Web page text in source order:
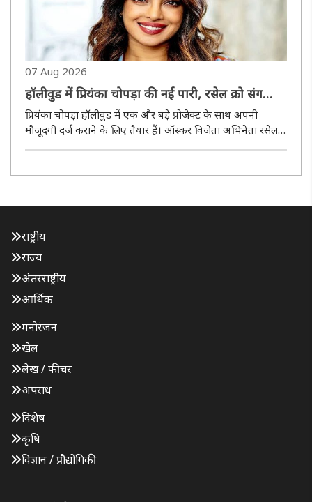
07 Aug 2026
हॉलीवुड में प्रियंका चोपड़ा की नई पारी, रसेल क्रो संग
साझा करेंगी स्क्रीन
प्रियंका चोपड़ा हॉलीवुड में एक और बड़े प्रोजेक्ट के साथ अपनी
मौजूदगी दर्ज कराने के लिए तैयार हैं। ऑस्कर विजेता अभिनेता रसेल
राष्ट्रीय
राज्य
अंतरराष्ट्रीय
आर्थिक
मनोरंजन
खेल
लेख / फीचर
अपराध
विशेष
कृषि
विज्ञान / प्रौद्योगिकी